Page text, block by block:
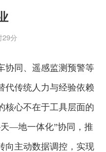
29分
协同、遥感监测预警等
代传统人力与经验依赖
核心不在于工具层面的
—地一体化”协同，推
向主动数据调控，实现